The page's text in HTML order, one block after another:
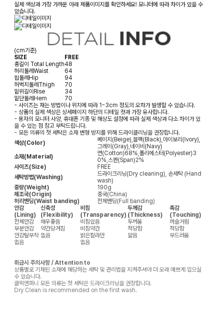
실제 색상과 가장 가까운 아래 제품이미지를 확인하세요! 모니터에 따라 차이가 있을 수
있습니다.
(cm기준)
SIZE
FREE
총길이 Total Length48
허리둘레Waist
64
힙둘레Hip
94
허벅지둘레Thigh
70
밑위길이Rise
34
밑단둘레Hem
70
- 사이즈는 재는 방법이나 위치에 따라 1~3cm 정도의 오차가 발생할 수 있습니다.
- 상품의 실제 색상은 상세페이지 하단의 디테일 컷과 가장 유사합니다.
- 용자의 모니터 사양, 휴대폰 기종 및 해상도 설정에 따라 실제 색상과 다소 차이가 있
을 수 있는 점 참고 부탁드립니다.
- 모든 의류의 첫 세탁은 소재 변형 방지를 위해 드라이클리닝을 권장합니다.
색상(Color)
베이지(Beige),블랙(Black),아이보리(Ivory),
그레이(Gray),네이비(Navy)
소재(Material)
면(Cotton)68%,폴리에스터(Polyester)3
0%,스판(Span)2%
사이즈(Size)
FREE
세탁방법(Washing)
드라이크리닝(Dry cleaning), 손세탁 (Hand
wash)
중량(Weight)
190g
제조국(Origin)
중국(China)
허리밴딩(Waist banding)
전체밴딩(Full banding)
안감
(Lining)
신축성
(Flexibility)
비침
(Transparency)
두께감
(Thickness)
촉감
(Touching)
전체안감
매우좋음 비침있음 두꺼움
까슬거림
부분안감
약간당겨짐 비침약간 적당함
적당함
안감탈부착 없음 밝은칼라만 얇음
부드러움
없음
없음
취급시 주의사항 / Attention to
상품별로 기재된 소재에 해당하는 세탁 및 관리법을 지켜주셔야 더 오래 예쁘게 입으실
수 있습니다.
클릭앤퍼니 모든 의류는 첫 세탁은 드라이크리닝을 권장합니다.
Dry Clean is recommended on the first wash.